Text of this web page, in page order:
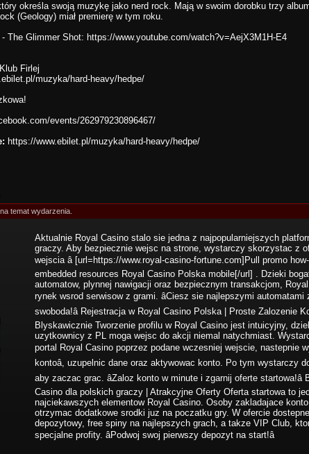
określa swoją muzykę jako nerd rock. Mają w swoim dorobku trzy
(Geology) miał premierę w tym roku.
- The Glimmer Shot: https://www.youtube.com/watch?v=AejX3M1H-E4
Firlej
muzyka/hard-heavy/hedpe/
events/262979230896467/
https://www.ebilet.pl/muzyka/hard-heavy/hedpe/
temat wydarzenia.
Aktualnie Royal Casino stalo sie jedna z najpopularniejszych
graczy. Aby bezpiecznie wejsc na strone, wystarczy skorzystac z
wejscia â [url=https://www.royal-casino-fortune.com]Pull promo
embedded resources Royal Casino Polska mobile[/url] . Dzieki
automatow, plynnej nawigacji oraz bezpiecznym transakcjom,
rynek wsrod serwisow z grami. âCiesz sie najlepszymi automatami
swoboda!â Rejestracja w Royal Casino Polska | Proste Zalozenie
Blyskawicznie Tworzenie profilu w Royal Casino jest intuicyjny,
uzytkownicy z PL moga wejsc do akcji niemal natychmiast.
portal Royal Casino poprzez podane wczesniej wejscie, nastepnie
kontoâ, uzupelnic dane oraz aktywowac konto. Po tym wystarczy
aby zaczac grac. âZaloz konto w minute i zgarnij oferte startowa!â
Casino dla polskich graczy | Atrakcyjne Oferty Oferta startowa to
najciekawszych elementow Royal Casino. Osoby zakladajace
otrzymac dodatkowe srodki juz na poczatku gry. W ofercie
depozytowy, free spiny na najlepszych grach, a takze VIP Club,
specjalne profity. âPodwoj swoj pierwszy depozyt na start!â